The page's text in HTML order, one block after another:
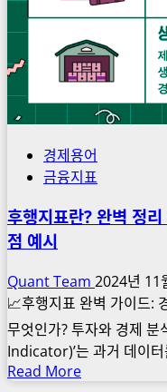
경제용어
금융지표
후행지표란? 완벽 정
점 예시
Quant Team 2024년 11
📈후행지표 완벽 가이드:
무엇인가? 투자와 경제
Indicator)’는 과거 데이터
Read MoreRead